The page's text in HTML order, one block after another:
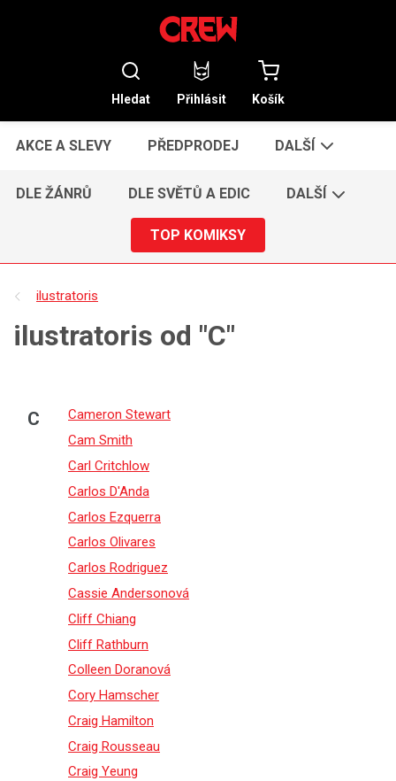
Hledat Přihlásit Košík
AKCE A SLEVY PŘEDPRODEJ DALŠÍ
DLE ŽÁNRŮ DLE SVĚTŮ A EDIC DALŠÍ
TOP KOMIKSY
ilustratoris
ilustratoris od "C"
C
Cameron Stewart
Cam Smith
Carl Critchlow
Carlos D'Anda
Carlos Ezquerra
Carlos Olivares
Carlos Rodriguez
Cassie Andersonová
Cliff Chiang
Cliff Rathburn
Colleen Doranová
Cory Hamscher
Craig Hamilton
Craig Rousseau
Craig Yeung